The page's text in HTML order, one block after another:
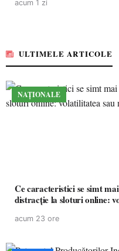
acum 1 zi
ULTIMELE ARTICOLE
NAȚIONALE
Ce caracteristici se simt
distracție la sloturi online:
acum 23 ore